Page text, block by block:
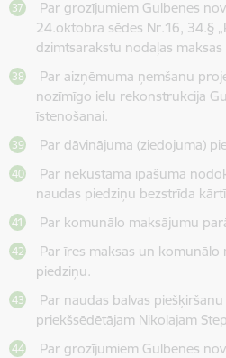
Par grozījumiem Gulbenes
24.oktobra sēdes Nr.16, 34.§
dzimtsarakstu nodaļas
Par aizņēmuma ņemšanu
nozīmīgo ielu rekonstrukcija
īstenošanai.
Par dāvinājuma (ziedojuma)
Par nekustamā īpašuma
naudas piedziņu bezstrīda
Par komunālo maksājumu
Par īres maksas un komunālo
piedziņu.
Par naudas balvas
priekšsēdētājam Nikolajam
Par grozījumiem Gulbenes